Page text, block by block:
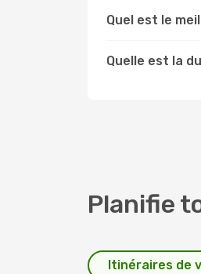
Quel est le
Quelle est la
Planifie
Itinéraires de